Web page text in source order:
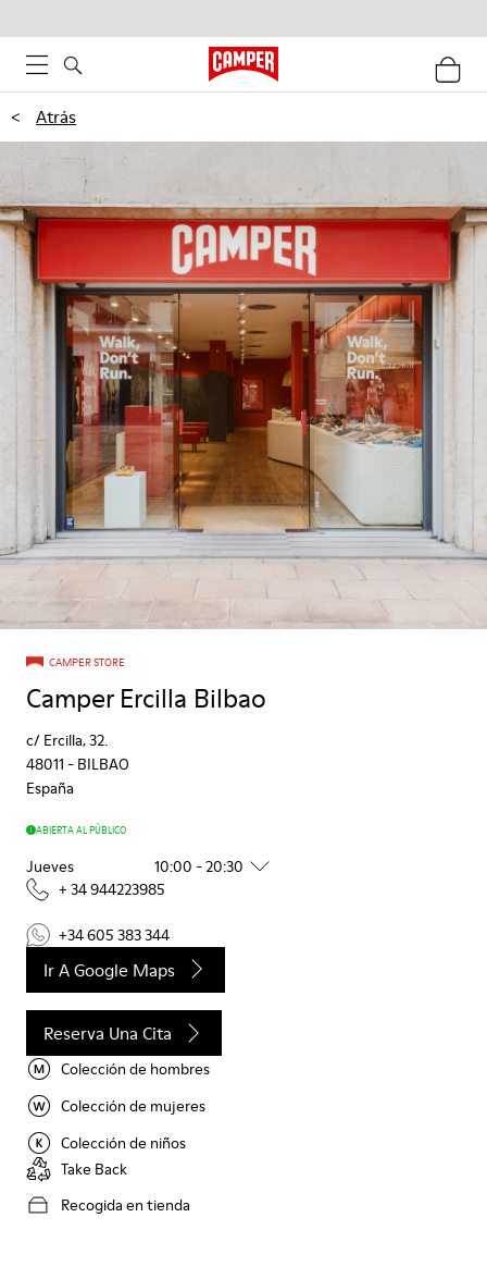
< Atrás
CAMPER STORE
Camper Ercilla Bilbao
c/ Ercilla, 32.
48011 - BILBAO
España
ABIERTA AL PÚBLICO
Jueves
10:00 - 20:30
+ 34 944223985
+34 605 383 344
Ir A Google Maps
Reserva Una Cita
Colección de hombres
Colección de mujeres
Colección de niños
Take Back
Recogida en tienda